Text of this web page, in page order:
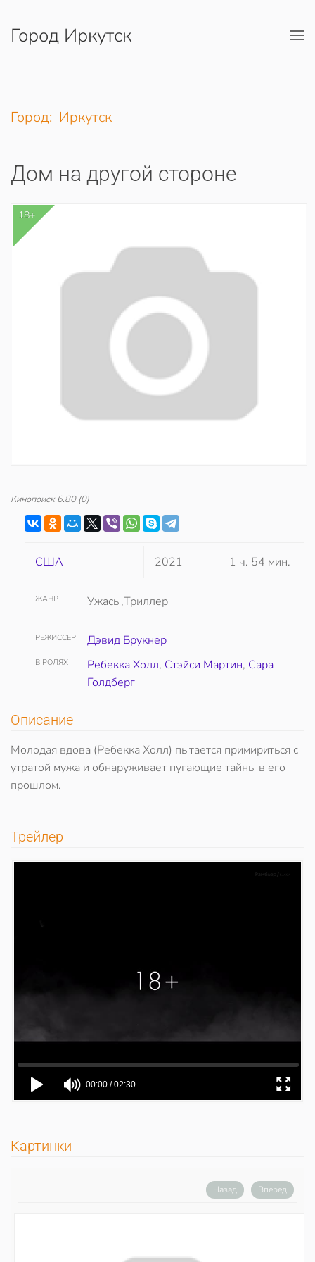
Перейти к содержимому
Город Иркутск
Город: Иркутск
Дом на другой стороне
18+
Кинопоиск 6.80(0)
США 2021 1 ч. 54 мин.
ЖАНР Ужасы,Триллер
РЕЖИССЕР Дэвид Брукнер
В РОЛЯХ Ребекка Холл, Стэйси Мартин, Сара
Голдберг
Описание
Молодая вдова (Ребекка Холл) пытается примириться с
утратой мужа и обнаруживает пугающие тайны в его
прошлом.
Трейлер
Картинки
Назад Вперед